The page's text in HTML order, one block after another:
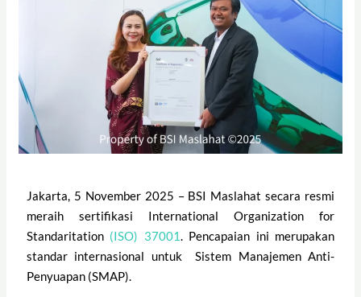
Jakarta, 5 November 2025 – BSI Maslahat secara resmi
meraih sertifikasi International Organization for
Standaritation (ISO) 37001. Pencapaian ini merupakan
standar internasional untuk Sistem Manajemen Anti-
Penyuapan (SMAP).